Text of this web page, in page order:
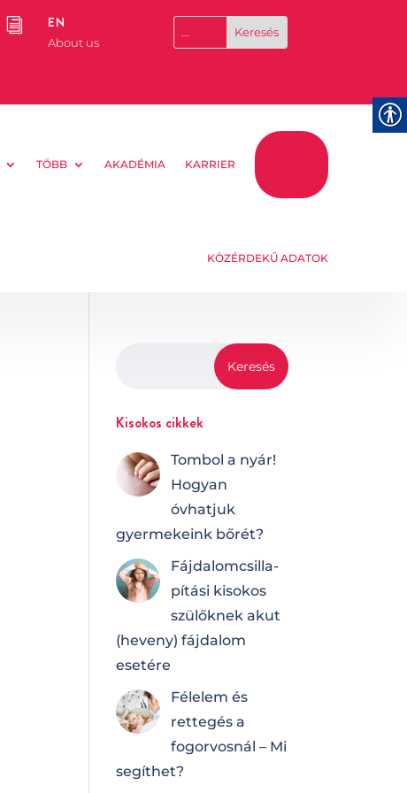
i EN
About us
TÖBB AKADÉMIA KARRIER
KÖZÉRDEKŰ ADATOK
Kisokos cikkek
Tombol a nyár!
Hogyan
óvhatjuk
gyermekeink bőrét?
Fájdalomcsilla­
pí­tá­si kisokos
szülőknek akut
(heveny) fájdalom
esetére
Félelem és
rettegés a
fogorvosnál – Mi
segíthet?